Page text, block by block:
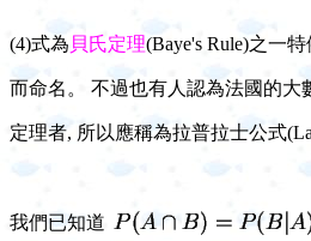
(4)式為 貝氏定理(Baye's Rule)之一特
而命名。 不過也有人認為法國的大
定理者, 所以應稱為拉普拉士公式
我們已知道